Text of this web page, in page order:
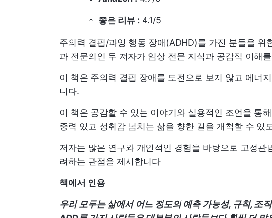
좋은 리뷰 : 4.1/5
주의력 결핍/과잉 행동 장애(ADHD)를 가진 분들을 위
과 전문의인 두 저자가 임상 전문 지식과 공감적 이해
이 책은 주의력 결핍 장애를 도전으로 보지 않고 에너
니다.
이 책은 공감할 수 있는 이야기와 실용적인 조언을 통
중력 있고 성취감 넘치는 삶을 향한 길을 개척할 수 있
저자는 많은 연구와 개인적인 경험을 바탕으로 고정관
려하는 관점을 제시합니다.
책에서 인용
우리 모두는 삶에서 어느 정도의 예측 가능성, 규칙, 조